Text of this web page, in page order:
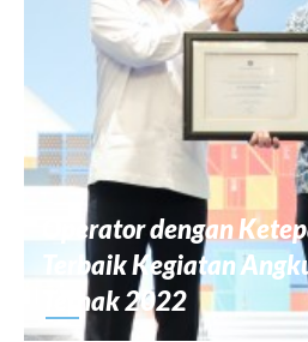
Operator dengan
Terbaik Kegiatan
Ternak 2022